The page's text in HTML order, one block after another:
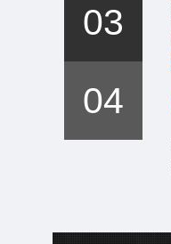
03
04